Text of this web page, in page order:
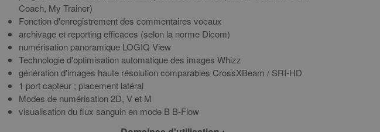
Coach, My Trainer)
Fonction d'enregistrement des commentaires vocaux
archivage et reporting efficaces (selon la norme Dicom)
numérisation panoramique LOGIQ View
Technologie d'optimisation automatique des images Whizz
génération d'images haute résolution comparables CrossXBeam / SRI-HD
1 port capteur ; placement latéral
Modes de numérisation 2D, V et M
visualisation du flux sanguin en mode B B-Flow